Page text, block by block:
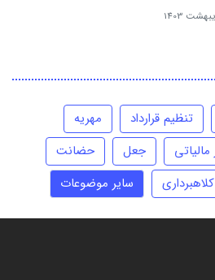
تنظیم قرارداد
مهریه
مالیاتی جعل
حضانت
کلاهبرداری سایر موضوعات